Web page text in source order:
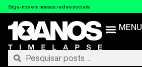
Siga-nos em nossas redes sociais
MENU